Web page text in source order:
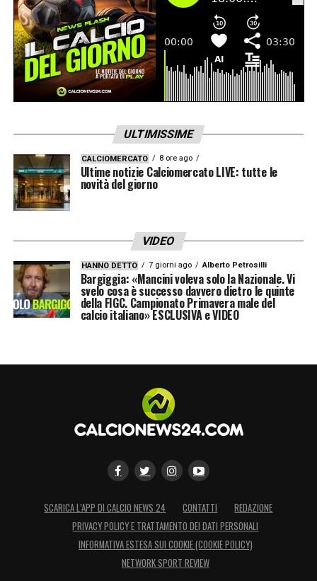
ULTIMISSIME
CALCIOMERCATO 8 ore ago
Ultime notizie Calciomercato LIVE: tutte le
novità del giorno
VIDEO
HANNO DETTO 7 giorni ago Alberto Petrosilli
Bargiggia: «Mancini voleva solo la Nazionale. Vi
svelo cosa è successo davvero dietro le quinte
della FIGC. Campionato Primavera male del
calcio italiano» ESCLUSIVA e VIDEO
SCARICA L’APP DI CALCIO NEWS 24 CONTATTI
REDAZIONE
PRIVACY POLICY E TRATTAMENTO DEI DATI PERSONALI
INFORMATIVA ESTESA SUI COOKIE (COOKIE POLICY)
NETWORK SPORT REVIEW